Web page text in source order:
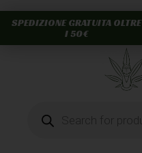
SPEDIZIONE GRATUITA OLTRE
I 50€